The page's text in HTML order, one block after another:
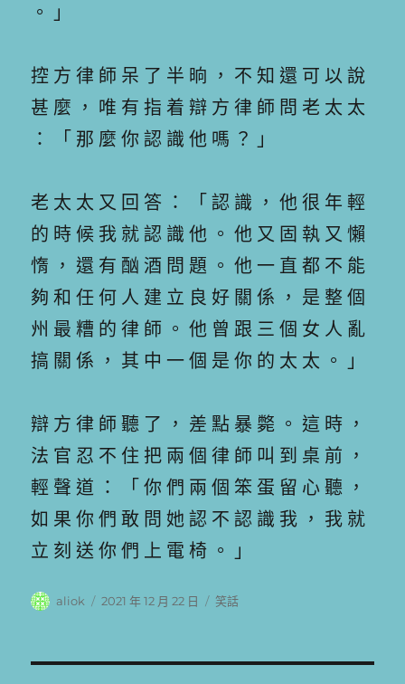
。 」
控 方 律 師 呆 了 半 晌 ， 不 知 還 可 以 說
甚 麼 ， 唯 有 指 着 辯 方 律 師 問 老 太 太
： 「 那 麼 你 認 識 他 嗎 ？ 」
老 太 太 又 回 答 ： 「 認 識 ， 他 很 年 輕
的 時 候 我 就 認 識 他 。 他 又 固 執 又 懶
惰 ， 還 有 酗 酒 問 題 。 他 一 直 都 不 能
夠 和 任 何 人 建 立 良 好 關 係 ， 是 整 個
州 最 糟 的 律 師 。 他 曾 跟 三 個 女 人 亂
搞 關 係 ， 其 中 一 個 是 你 的 太 太 。 」
辯 方 律 師 聽 了 ， 差 點 暴 斃 。 這 時 ，
法 官 忍 不 住 把 兩 個 律 師 叫 到 桌 前 ，
輕 聲 道 ： 「 你 們 兩 個 笨 蛋 留 心 聽 ，
如 果 你 們 敢 問 她 認 不 認 識 我 ， 我 就
立 刻 送 你 們 上 電 椅 。 」
作
aliok
發
2021 年 12 月 22 日
分
笑話